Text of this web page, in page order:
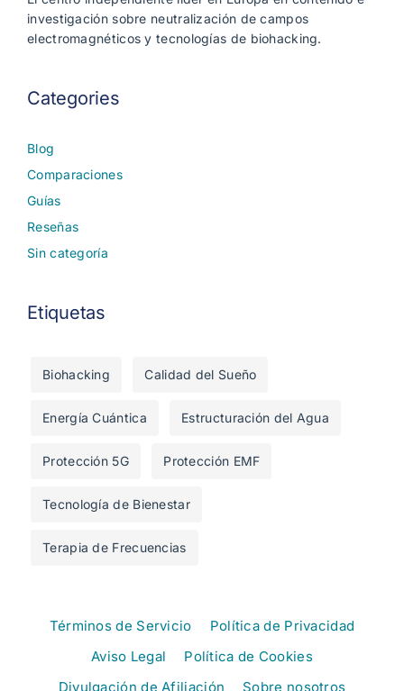
investigación sobre neutralización de campos
electromagnéticos y tecnologías de biohacking.
Categories
Blog
Comparaciones
Guías
Reseñas
Sin categoría
Etiquetas
Biohacking Calidad del Sueño
Energía Cuántica Estructuración del Agua
Protección 5G Protección EMF
Tecnología de Bienestar
Terapia de Frecuencias
Términos de Servicio
Política de Privacidad
Aviso Legal
Política de Cookies
Divulgación de Afiliación
Sobre nosotros